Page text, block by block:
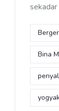
sekadar
Bina